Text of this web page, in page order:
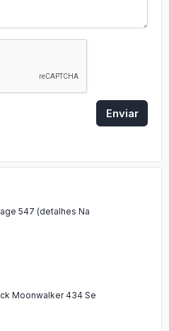
Enviar
547 (detalhes Na
Moonwalker 434 Se